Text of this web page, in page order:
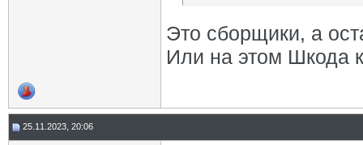
Это сборщики, а
Или на этом Шкода
25.11.2023, 20:06